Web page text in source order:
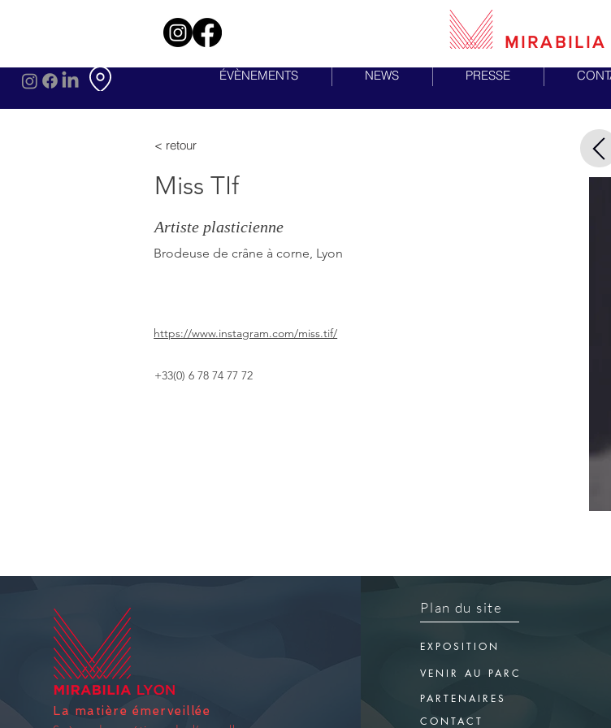
ÉVÈNEMENTS NEWS PRESSE
MIRABILIA
< retour
Miss TIf
Artiste plasticienne
Brodeuse de crâne à corne, Lyon
https://www.instagram.com/miss.tif/
+33(0) 6 78 74 77 72
La matière émerveillée
Plan du site
EXPOSITION
VENIR AU PARC
PARTENAIRES
CONTACT